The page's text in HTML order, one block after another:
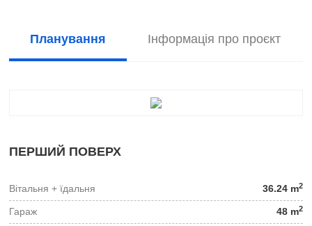
Планування Інформація про проєкт
ПЕРШИЙ ПОВЕРХ
Вітальня + їдальня 36.24 m2
Гараж 48 m2